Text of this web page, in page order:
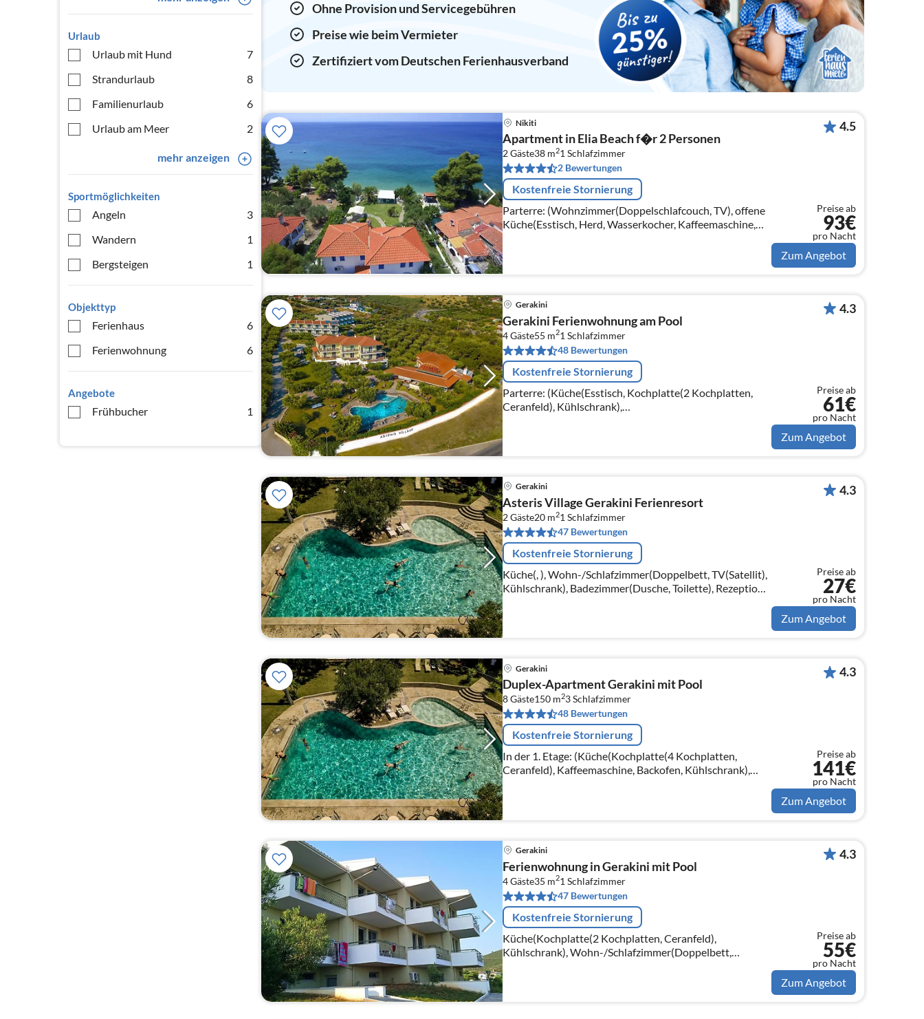
Urlaub
Urlaub mit Hund
7
Strandurlaub
8
Familienurlaub
6
Urlaub am Meer
2
mehr anzeigen
Sportmöglichkeiten
Angeln
3
Wandern
1
Bergsteigen
1
Objekttyp
Ferienhaus
6
Ferienwohnung
6
Angebote
Frühbucher 1
Ohne Provision und Servicegebühren
Preise wie beim Vermieter
Zertifiziert vom Deutschen Ferienhausverband
Nikiti
Apartment in Elia Beach f�r 2 Personen
2 Gäste38 m21Schlafzimmer
2 Bewertungen
Kostenfreie Stornierung
Parterre: (Wohnzimmer(Doppelschlafcouch, TV), offene
Küche(Esstisch, Herd, Wasserkocher, Kaffeemaschine,
Backofen, Kühlschrank), Schlafzimmer(Einzelbett,
Einzelbett, Doppelbett)
4.5
Preise ab
93€
pro Nacht
Zum Angebot
Gerakini
Gerakini Ferienwohnung am Pool
4 Gäste55 m21 Schlafzimmer
48 Bewertungen
Kostenfreie Stornierung
Parterre: (Küche(Esstisch, Kochplatte(2 Kochplatten,
Ceranfeld), Kühlschrank),
Wohn-/Schlafzimmer(Schlafcouch 1 Pers., Schlafcouch 1
4.3
Preise ab
61€
pro Nacht
Zum Angebot
Gerakini
Asteris Village Gerakini Ferienresort
2 Gäste20 m21 Schlafzimmer
47 Bewertungen
Kostenfreie Stornierung
Küche(, ), Wohn-/Schlafzimmer(Doppelbett, TV(Satellit),
Kühlschrank), Badezimmer(Dusche, Toilette), Rezeption,
Spielplatz, Parkplatz, Klimaanlage (kostenpflichtig)
4.3
Preise ab
27€
pro Nacht
Zum Angebot
Gerakini
Duplex-Apartment Gerakini mit Pool
8 Gäste150 m23Schlafzimmer
48 Bewertungen
Kostenfreie Stornierung
In der 1. Etage: (Küche(Kochplatte(4 Kochplatten,
Ceranfeld), Kaffeemaschine, Backofen, Kühlschrank),
Wohn/Esszimmer(Schlafcouch 1 Pers., Schlafcouch 1
Pers., TV(Satellit)
4.3
Preise ab
141€
pro Nacht
Zum Angebot
Gerakini
Ferienwohnung in Gerakini mit Pool
4 Gäste35 m21 Schlafzimmer
47 Bewertungen
Kostenfreie Stornierung
Küche(Kochplatte(2 Kochplatten, Ceranfeld),
Kühlschrank), Wohn-/Schlafzimmer(Doppelbett,
TV(Satellit)), Schlafnische(Schlafcouch 1 Pers.,
Schlafcouch 1 Pers.)
4.3
Preise ab
55€
pro Nacht
Zum Angebot